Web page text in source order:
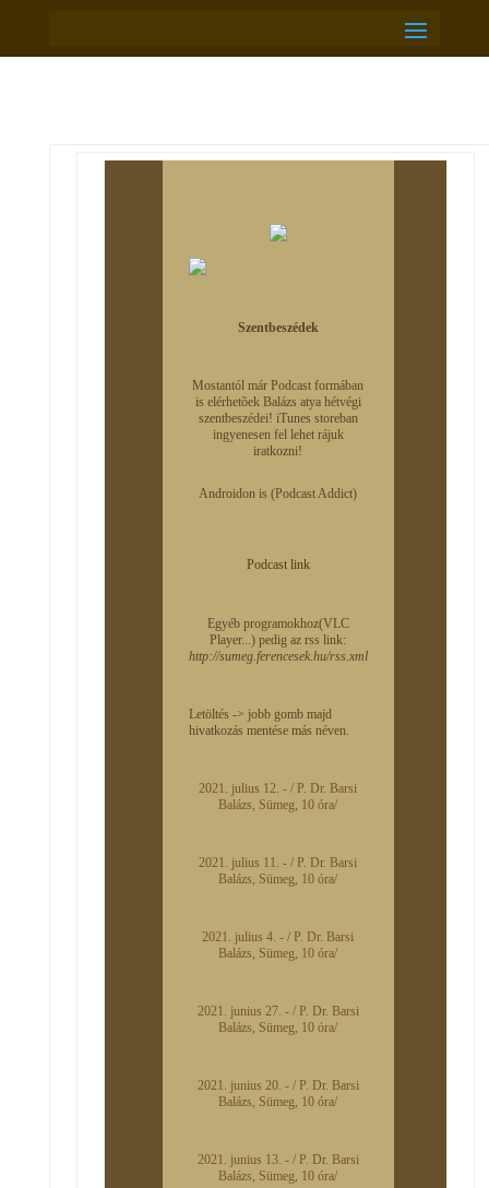
Szentbeszédek
Mostantól már Podcast formában
is elérhetõek Balázs atya hétvégi
szentbeszédei! iTunes storeban
ingyenesen fel lehet rájuk
iratkozni!
Androidon is (Podcast Addict)
Podcast link
Egyéb programokhoz(VLC
Player...) pedig az rss link:
http://sumeg.ferencesek.hu/rss.xml
Letöltés -> jobb gomb majd
hivatkozás mentése más néven.
2021. julius 12. - / P. Dr. Barsi
Balázs, Sümeg, 10 óra/
2021. julius 11. - / P. Dr. Barsi
Balázs, Sümeg, 10 óra/
2021. julius 4. - / P. Dr. Barsi
Balázs, Sümeg, 10 óra/
2021. junius 27. - / P. Dr. Barsi
Balázs, Sümeg, 10 óra/
2021. junius 20. - / P. Dr. Barsi
Balázs, Sümeg, 10 óra/
2021. junius 13. - / P. Dr. Barsi
Balázs, Sümeg, 10 óra/